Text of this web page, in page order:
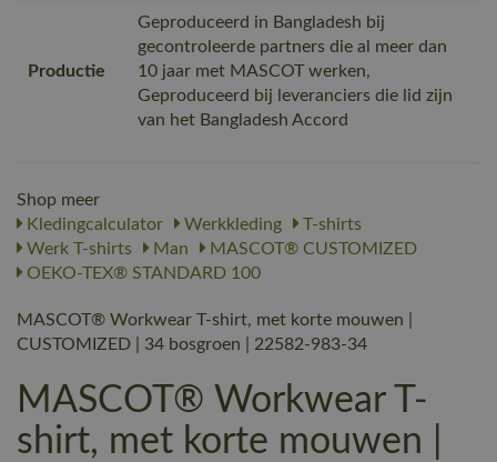
Productie
Geproduceerd in Bangladesh bij
gecontroleerde partners die al meer dan
10 jaar met MASCOT werken,
Geproduceerd bij leveranciers die lid zijn
van het Bangladesh Accord
Shop meer
Kledingcalculator
Werkkleding
T-shirts
Werk T-shirts
Man
MASCOT® CUSTOMIZED
OEKO-TEX® STANDARD 100
MASCOT® Workwear T-shirt, met korte mouwen |
CUSTOMIZED | 34 bosgroen | 22582-983-34
MASCOT® Workwear T-
shirt, met korte mouwen |